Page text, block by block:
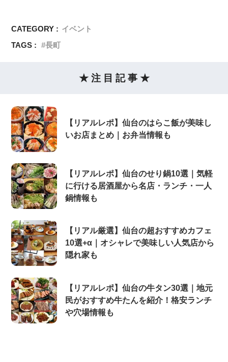
CATEGORY : イベント
TAGS :
長町
★ 注 目 記 事 ★
【リアルレポ】仙台のはらこ飯が美味し
いお店まとめ｜お弁当情報も
【リアルレポ】仙台のせり鍋10選｜気軽
に行ける居酒屋から名店・ランチ・一人
鍋情報も
【リアル厳選】仙台の超おすすめカフェ
10選+α｜オシャレで美味しい人気店から
隠れ家も
【リアルレポ】仙台の牛タン30選｜地元
民がおすすめ牛たんを紹介！格安ランチ
や穴場情報も